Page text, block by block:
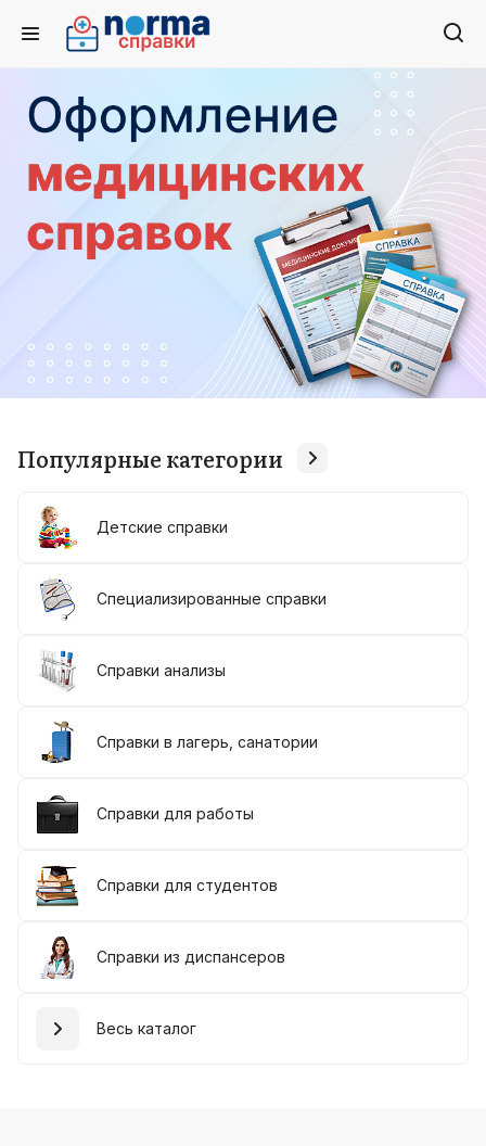
Популярные категории
Детские справки
Специализированные справки
Справки анализы
Справки в лагерь, санатории
Справки для работы
Справки для студентов
Справки из диспансеров
Весь каталог